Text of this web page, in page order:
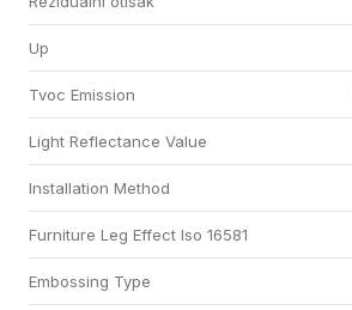
Up
Tvoc Emission
Light Reflectance Value
Installation Method
Furniture Leg Effect Iso 16581
Embossing Type